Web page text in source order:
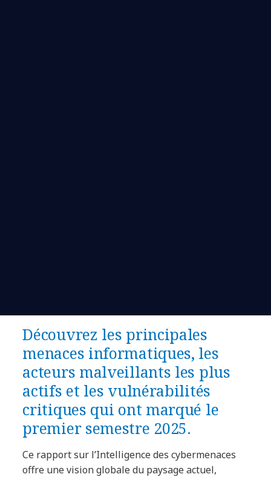
Découvrez les principales
menaces informatiques, les
acteurs malveillants les plus
actifs et les vulnérabilités
critiques qui ont marqué le
premier semestre 2025.
Ce rapport sur l’Intelligence des cybermenaces
offre une vision globale du paysage actuel,